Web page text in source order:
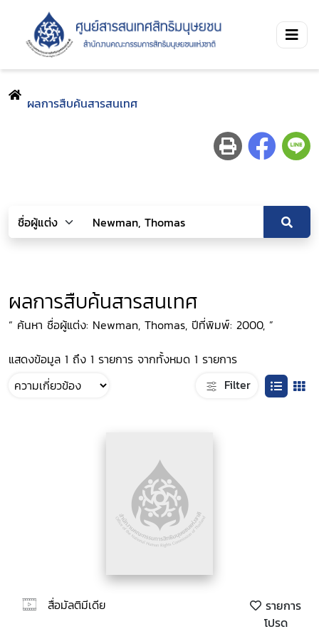
ผลการสืบค้นสารสนเทศ
ผลการสืบค้นสารสนเทศ
“ ค้นหา ชื่อผู้แต่ง: Newman, Thomas, ปีที่พิมพ์: 2000, ”
แสดงข้อมูล 1 ถึง 1 รายการ จากทั้งหมด 1 รายการ
Filter
สื่อมัลติมีเดีย
รายการ
โปรด